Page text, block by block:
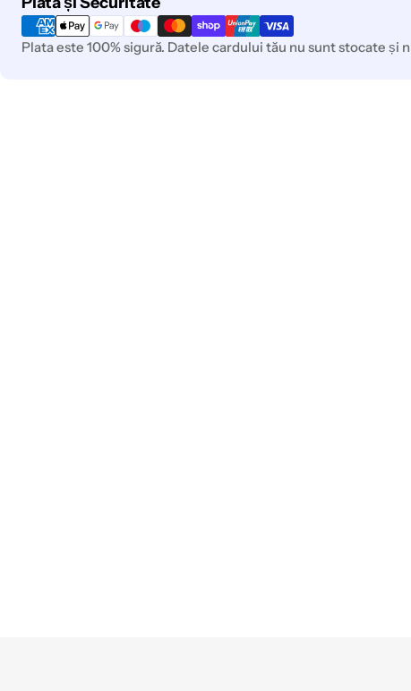
de
plata
Plata este 100% sigură. Datele cardului tău nu sunt stocate și